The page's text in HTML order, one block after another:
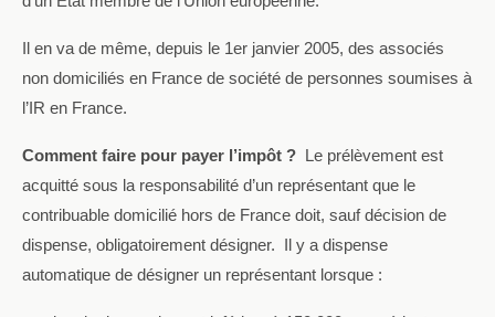
Il en va de même, depuis le 1er janvier 2005, des associés
non domiciliés en France de société de personnes soumises à
l’IR en France.
Comment faire pour payer l’impôt ?
Le prélèvement est
acquitté sous la responsabilité d’un représentant que le
contribuable domicilié hors de France doit, sauf décision de
dispense, obligatoirement désigner.
Il y a dispense
automatique de désigner un représentant lorsque :